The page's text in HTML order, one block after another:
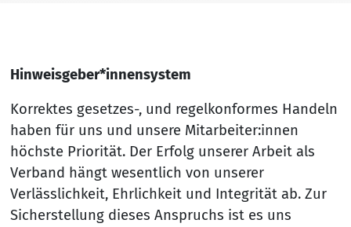
Hinweisgeber*innensystem
Korrektes gesetzes-, und regelkonformes Handeln
haben für uns und unsere Mitarbeiter:innen
höchste Priorität. Der Erfolg unserer Arbeit als
Verband hängt wesentlich von unserer
Verlässlichkeit, Ehrlichkeit und Integrität ab. Zur
Sicherstellung dieses Anspruchs ist es uns